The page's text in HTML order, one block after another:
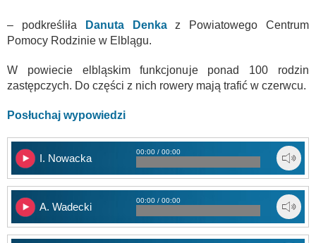
– podkreśliła Danuta Denkaz Powiatowego Centrum
Pomocy Rodzinie w Elblągu.
W powiecie elbląskim funkcjonuje ponad 100 rodzin
zastępczych. Do części z nich rowery mają trafić w czerwcu.
Posłuchaj wypowiedzi
I. Nowacka
00:00 / 00:00
A. Wadecki
00:00 / 00:00